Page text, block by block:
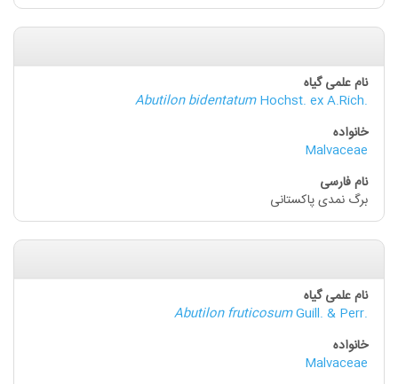
Abutilon bidentatumHochst. ex A.Rich.
Malvaceae
برگ نمدی پاکستانی
Abutilon fruticosumGuill. & Perr.
Malvaceae